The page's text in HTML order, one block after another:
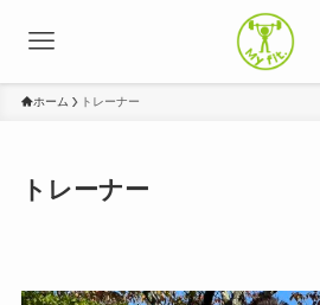
ホーム トレーナー
トレーナー